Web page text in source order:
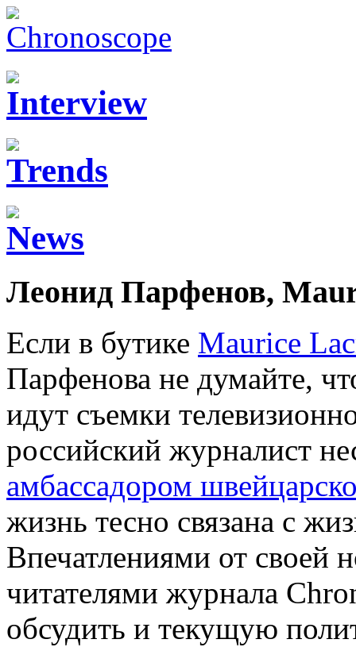
Леонид Парфенов,
Если в бутике Maurice
Парфенова не думайте,
идут съемки
российский журналист
амбассадором
жизнь тесно связана с
Впечатлениями от своей
читателями журнала
обсудить и текущую